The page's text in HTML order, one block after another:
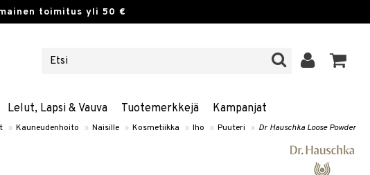
toimitus yli 50 €
Lelut, Lapsi & Vauva Tuotemerkkejä Kampanjat
» Kauneudenhoito » Naisille » Kosmetiikka » Iho » Puuteri » Dr Hauschka Loose Powder